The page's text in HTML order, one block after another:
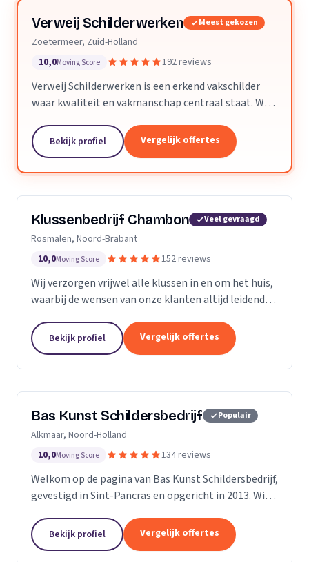
Verweij Schilderwerken Meest gekozen
Zoetermeer, Zuid-Holland
10,0Moving Score 192 reviews
Verweij Schilderwerken is een erkend vakschilder
waar kwaliteit en vakmanschap centraal staat. Wij
opgeleverde werk.
Bekijk profiel Vergelijk offertes
Klussenbedrijf Chambon Veel gevraagd
Rosmalen, Noord-Brabant
10,0Moving Score 152 reviews
Wij verzorgen vrijwel alle klussen in en om het huis,
waarbij de wensen van onze klanten altijd leidend
afspraak. Dankzij ons vakmanschap en direct...
Bekijk profiel Vergelijk offertes
Bas Kunst Schildersbedrijf Populair
Alkmaar, Noord-Holland
10,0Moving Score 134 reviews
Welkom op de pagina van Bas Kunst Schildersbedrijf,
gevestigd in Sint-Pancras en opgericht in 2013. Wij
ook regelmatig leerlingen op. Met...
Bekijk profiel Vergelijk offertes